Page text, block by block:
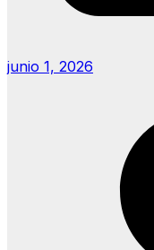
junio 1, 2026